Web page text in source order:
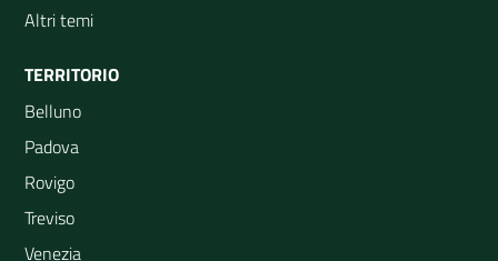
Altri temi
TERRITORIO
Belluno
Padova
Rovigo
Treviso
Venezia